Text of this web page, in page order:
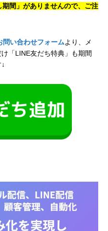
間」がありませんので、ご注
問い合わせフォームより、メ
「LINE友だち特典」も期間